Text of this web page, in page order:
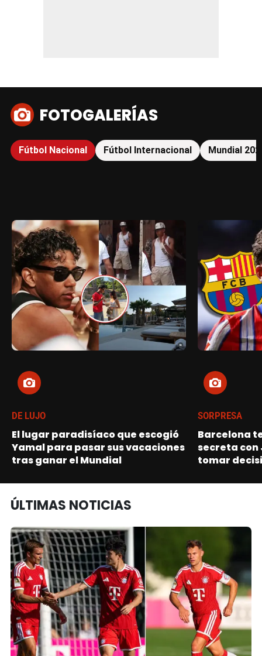
FOTOGALERÍAS
Fútbol Nacional Fútbol Internacional Mundial
DE LUJO
El lugar paradisíaco que escogió
Yamal para pasar sus vacaciones
tras ganar el Mundial
SORPRESA
Barcelona
secreta con
tomar
ÚLTIMAS NOTICIAS